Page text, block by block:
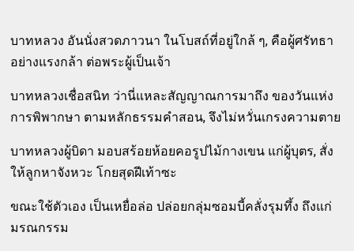
บาทหลวง อันนั่งสวดภาวนา ในโบสถ์ที่อยู่ใกล้ ๆ, คือผู้ศรัทธา
อย่างแรงกล้า ต่อพระผู้เป็นเจ้า
บาทหลวงเชื่อสนิท ว่านี่แหละสัญญาณการมาถึง ของวันแห่ง
การพิพากษา ตามหลักธรรมคำสอน, จึงไม่หวั่นเกรงความตาย
บาทหลวงผู้บิดา มอบสร้อยห้อยคอรูปไม้กางเขน แก่ผู้บุตร, สั่ง
ให้ลูกหาจังหวะ โกยสุดฝีเท้าซะ
ขณะใช้ตัวเอง เป็นเหยื่อล่อ ปล่อยกลุ่มซอมบี้คลั่งรุมทึ้ง ถึงแก่
มรณกรรม